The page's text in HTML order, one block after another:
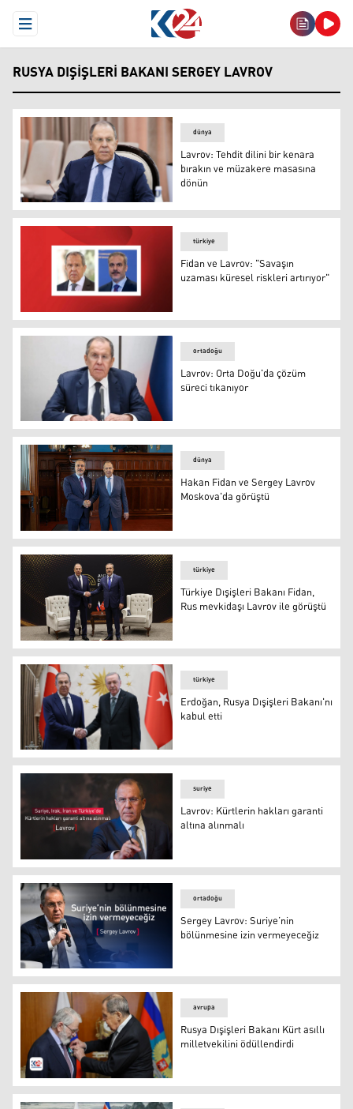
Open Menu
RUSYA DIŞIŞLERI BAKANI SERGEY LAVROV
Lavrov: Tehdit dilini bir kenara bırakın ve müzakere
dünya
Lavrov: Tehdit dilini bir kenara
bırakın ve müzakere masasına
dönün
Fidan ve Lavrov: "Savaşın uzaması küresel riskleri
türkiye
Fidan ve Lavrov: "Savaşın
uzaması küresel riskleri artırıyor"
Lavrov: Orta Doğu'da çözüm süreci tıkanıyor
ortadoğu
Lavrov: Orta Doğu'da çözüm
süreci tıkanıyor
FOTO-AA
dünya
Hakan Fidan ve Sergey Lavrov
Moskova'da görüştü
Lavrov ve Fidan (FOTO-AA)
türkiye
Türkiye Dışişleri Bakanı Fidan,
Rus mevkidaşı Lavrov ile görüştü
Türkiye Cumhurbaşkanı Recep Tayyip Erdoğan ve
türkiye
Erdoğan, Rusya Dışişleri Bakanı'nı
kabul etti
Rusya Dışişleri Bakanı Sergey Lavrov
suriye
Lavrov: Kürtlerin hakları garanti
altına alınmalı
Rusya Dışişleri Bakanı Sergey Lavrov
ortadoğu
Sergey Lavrov: Suriye’nin
bölünmesine izin vermeyeceğiz
Rusya Dışişleri Bakanı Sergey Lavrov ve Zelimkhan
avrupa
Rusya Dışişleri Bakanı Kürt asıllı
milletvekilini ödüllendirdi